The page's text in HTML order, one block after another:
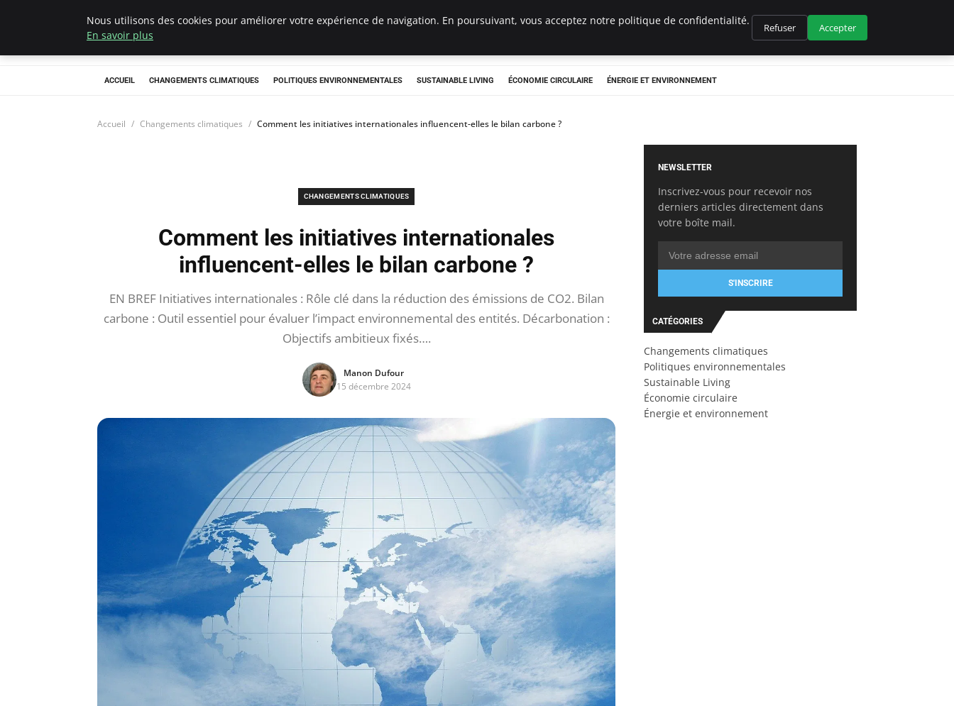
Climategatecountryclub.com
ACCUEIL CHANGEMENTS CLIMATIQUES POLITIQUES ENVIRONNEMENTALES SUSTAINABLE LIVING ÉCONOMIE CIRCULAIRE ÉNERGIE ET ENVIRONNEMENT
Accueil Changements climatiques Comment les initiatives internationales influencent-elles le bilan carbone ?
CHANGEMENTS CLIMATIQUES
Comment les initiatives internationales
influencent-elles le bilan carbone ?
EN BREF Initiatives internationales : Rôle clé dans la réduction des émissions de CO2. Bilan
carbone : Outil essentiel pour évaluer l’impact environnemental des entités. Décarbonation :
Objectifs ambitieux fixés….
Manon Dufour
15 décembre 2024
NEWSLETTER
Inscrivez-vous pour recevoir nos
derniers articles directement dans
votre boîte mail.
S'INSCRIRE
CATÉGORIES
Changements climatiques
Politiques environnementales
Sustainable Living
Économie circulaire
Énergie et environnement
Nous utilisons des cookies pour améliorer votre expérience de navigation. En poursuivant, vous acceptez notre politique de confidentialité.
En savoir plus
Refuser Accepter